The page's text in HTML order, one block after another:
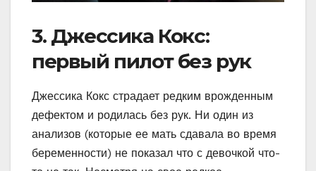
3. Джессика Кокс:
первый пилот без рук
Джессика Кокс страдает редким врожденным
дефектом и родилась без рук. Ни один из
анализов (которые ее мать сдавала во время
беременности) не показал что с девочкой что-